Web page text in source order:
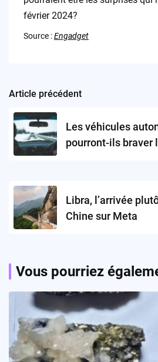
février 2024?
Source :Engadget
Post
navigation
Article précédent
Les véhicules
pourront-ils braver
Libra, l’arrivée
Chine sur Meta
Vous pourriez